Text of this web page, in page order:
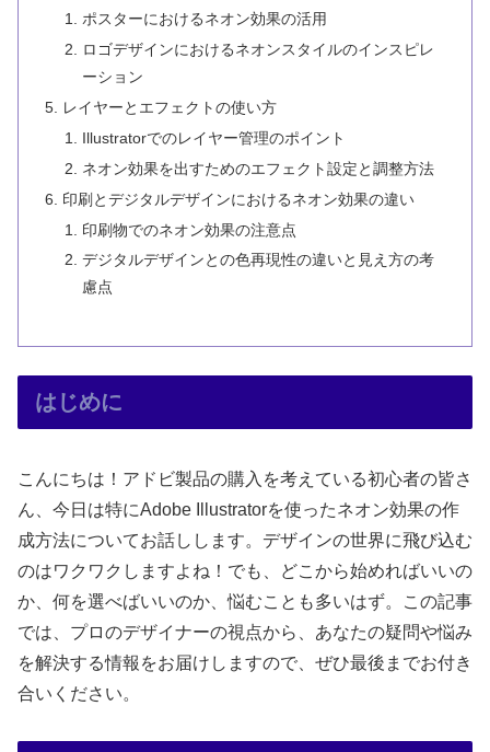
ポスターにおけるネオン効果の活用
ロゴデザインにおけるネオンスタイルのインスピレ
ーション
レイヤーとエフェクトの使い方
Illustratorでのレイヤー管理のポイント
ネオン効果を出すためのエフェクト設定と調整方法
印刷とデジタルデザインにおけるネオン効果の違い
印刷物でのネオン効果の注意点
デジタルデザインとの色再現性の違いと見え方の考
慮点
はじめに
こんにちは！アドビ製品の購入を考えている初心者の皆さ
ん、今日は特にAdobe Illustratorを使ったネオン効果の作
成方法についてお話しします。デザインの世界に飛び込む
のはワクワクしますよね！でも、どこから始めればいいの
か、何を選べばいいのか、悩むことも多いはず。この記事
では、プロのデザイナーの視点から、あなたの疑問や悩み
を解決する情報をお届けしますので、ぜひ最後までお付き
合いください。